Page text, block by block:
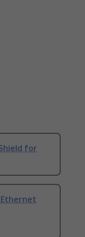
for
Ethernet